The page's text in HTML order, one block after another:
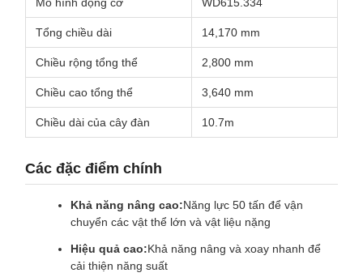
Tổng chiều dài 14,170 mm
Chiều rộng tổng thể 2,800 mm
Chiều cao tổng thể 3,640 mm
Chiều dài của cây đàn 10.7m
Các đặc điểm chính
Khả năng nâng cao:Năng lực 50 tấn để vận
chuyển các vật thể lớn và vật liệu nặng
Hiệu quả cao:Khả năng nâng và xoay nhanh để
cải thiện năng suất